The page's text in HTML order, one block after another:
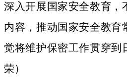
深入开展国家安全教育，
内容，推动国家安全教育
觉将维护保密工作贯穿到
荣）